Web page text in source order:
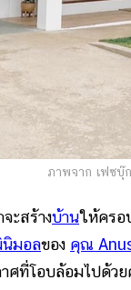
ภาพจาก เฟซบุ๊
ะสร้างบ้านให้ครอ
นิมอลของ คุณ
ศที่โอบล้อมไปด้ว